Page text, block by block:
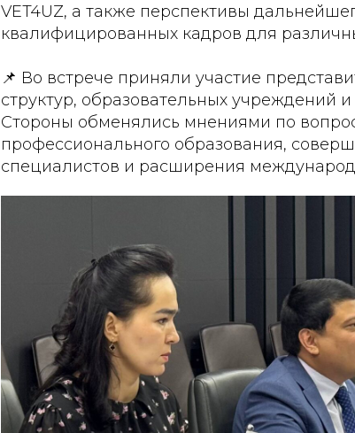
VET4UZ, а также перспективы
квалифицированных кадров для
📌 Во встрече приняли участие
структур, образовательных учреждений
Стороны обменялись мнениями по
профессионального образования,
специалистов и расширения